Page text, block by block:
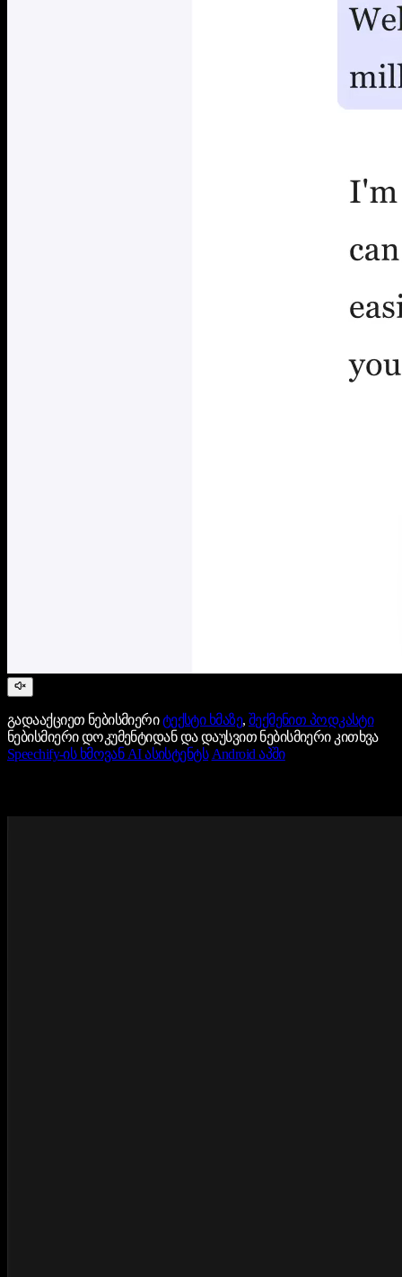
გადააქციეთ ნებისმიერიტექსტი ხმაზე, შექმენით პოდკასტი
ნებისმიერი დოკუმენტიდან და დაუსვით ნებისმიერი კითხვა
Speechify-ის ხმოვან AI ასისტენტს Android აპში